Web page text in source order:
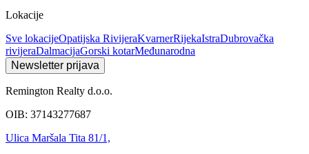
Lokacije
Sve lokacijeOpatijska RivijeraKvarnerRijekaIstraDubrovačka
rivijeraDalmacijaGorski kotarMeđunarodna
Newsletter prijava
Remington Realty d.o.o.
OIB: 37143277687
Ulica Maršala Tita 81/1,